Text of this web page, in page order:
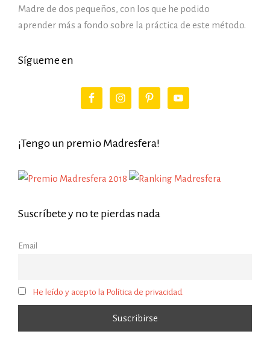
Madre de dos pequeños, con los que he podido
aprender más a fondo sobre la práctica de este método.
Sígueme en
¡Tengo un premio Madresfera!
Suscríbete y no te pierdas nada
Email
He leído y acepto la Política de privacidad.